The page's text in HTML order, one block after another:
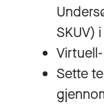
SKUV)
Sette